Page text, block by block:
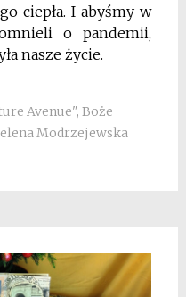
ciepła. I abyśmy w
o pandemii,
nasze życie.
Avenue", Boże
Modrzejewska